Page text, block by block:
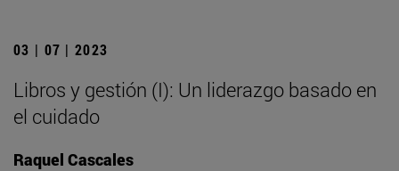
03 | 07 | 2023
Libros y gestión (I): Un liderazgo basado en
el cuidado
Raquel Cascales